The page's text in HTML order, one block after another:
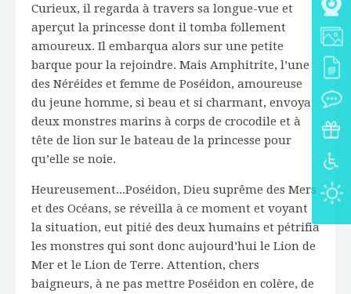
Curieux, il regarda à travers sa longue-vue et
aperçut la princesse dont il tomba follement
amoureux. Il embarqua alors sur une petite
barque pour la rejoindre. Mais Amphitrite, l’une
des Néréides et femme de Poséidon, amoureuse
du jeune homme, si beau et si charmant, envoya
deux monstres marins à corps de crocodile et à
tête de lion sur le bateau de la princesse pour
qu’elle se noie.
Heureusement...Poséidon, Dieu suprême des Mers
et des Océans, se réveilla à ce moment et voyant
la situation, eut pitié des deux humains et pétrifia
les monstres qui sont donc aujourd’hui le Lion de
Mer et le Lion de Terre. Attention, chers
baigneurs, à ne pas mettre Poséidon en colère, de